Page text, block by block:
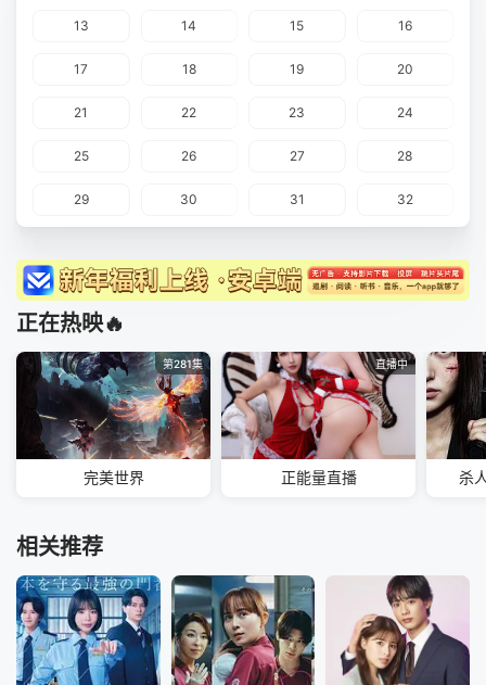
13 14 15 16
17 18 19 20
21 22 23 24
25 26 27 28
29 30 31 32
正在热映🔥
第281集
完美世界
直播中
正能量直播 杀
相关推荐